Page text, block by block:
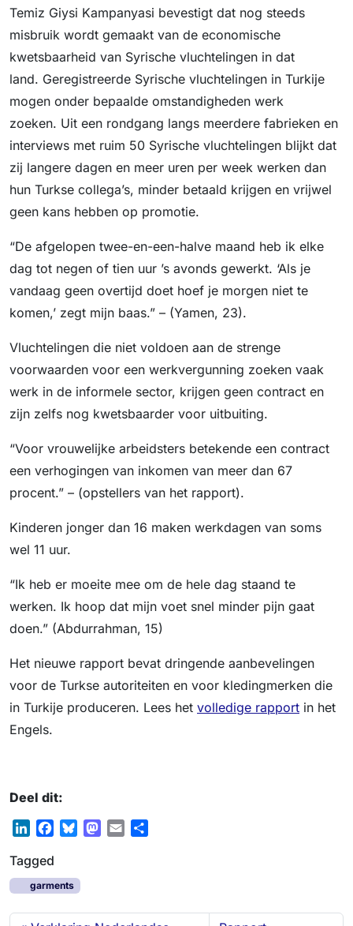
Temiz Giysi Kampanyasi bevestigt dat nog steeds
misbruik wordt gemaakt van de economische
kwetsbaarheid van Syrische vluchtelingen in dat
land. Geregistreerde Syrische vluchtelingen in Turkije
mogen onder bepaalde omstandigheden werk
zoeken. Uit een rondgang langs meerdere fabrieken en
interviews met ruim 50 Syrische vluchtelingen blijkt dat
zij langere dagen en meer uren per week werken dan
hun Turkse collega’s, minder betaald krijgen en vrijwel
geen kans hebben op promotie.
“De afgelopen twee-en-een-halve maand heb ik elke
dag tot negen of tien uur ’s avonds gewerkt. ‘Als je
vandaag geen overtijd doet hoef je morgen niet te
komen,’ zegt mijn baas.” – (Yamen, 23).
Vluchtelingen die niet voldoen aan de strenge
voorwaarden voor een werkvergunning zoeken vaak
werk in de informele sector, krijgen geen contract en
zijn zelfs nog kwetsbaarder voor uitbuiting.
“Voor vrouwelijke arbeidsters betekende een contract
een verhogingen van inkomen van meer dan 67
procent.” – (opstellers van het rapport).
Kinderen jonger dan 16 maken werkdagen van soms
wel 11 uur.
“Ik heb er moeite mee om de hele dag staand te
werken. Ik hoop dat mijn voet snel minder pijn gaat
doen.” (Abdurrahman, 15)
Het nieuwe rapport bevat dringende aanbevelingen
voor de Turkse autoriteiten en voor kledingmerken die
in Turkije produceren. Lees het volledige rapport in het
Engels.
Deel dit:
n
k
e
d
e
b
o
e
s
k
M
d
Tagged
garments